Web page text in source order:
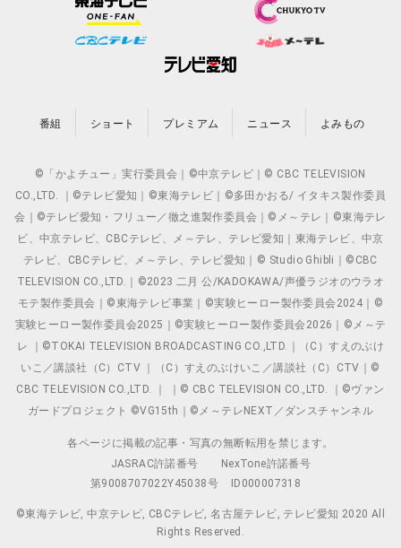
番組 ショート プレミアム ニュース よみもの
©「かよチュー」実行委員会｜©中京テレビ｜© CBC TELEVISION
CO.,LTD. ｜©テレビ愛知｜©東海テレビ｜©多田かおる/ イタキス製作委員
会｜©テレビ愛知・フリュー／徹之進製作委員会｜©メ～テレ｜©東海テレ
ビ、中京テレビ、CBCテレビ、メ～テレ、テレビ愛知｜東海テレビ、中京
テレビ、CBCテレビ、メ～テレ、テレビ愛知｜© Studio Ghibli｜©CBC
TELEVISION CO.,LTD.｜©2023 二月 公/KADOKAWA/声優ラジオのウラオ
モテ製作委員会｜©東海テレビ事業｜©実験ヒーロー製作委員会2024｜©
実験ヒーロー製作委員会2025｜©実験ヒーロー製作委員会2026｜©メ～テ
レ ｜©TOKAI TELEVISION BROADCASTING CO.,LTD.｜（C）すえのぶけ
いこ／講談社（C）CTV ｜（C）すえのぶけいこ／講談社（C）CTV｜©
CBC TELEVISION CO.,LTD. ｜ ｜© CBC TELEVISION CO.,LTD. ｜©ヴァン
ガードプロジェクト ©VG15th｜©メ～テレNEXT／ダンスチャンネル
各ページに掲載の記事・写真の無断転用を禁じます。
JASRAC許諾番号
NexTone許諾番号
第9008707022Y45038号
ID000007318
©東海テレビ, 中京テレビ, CBCテレビ, 名古屋テレビ, テレビ愛知 2020 All
Rights Reserved.